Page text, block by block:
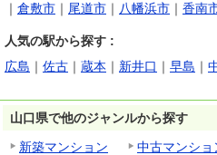
｜ 倉敷市 ｜ 尾道市 ｜ 八幡浜市 ｜ 香南
人気の駅から探す :
広島 ｜ 佐古 ｜ 蔵本 ｜ 新井口 ｜ 早島 ｜
山口県で他のジャンルから探す
新築マンション
中古マンショ